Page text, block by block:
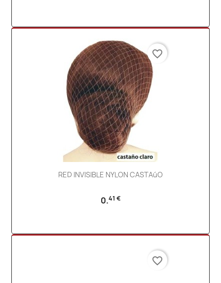
RED INVISIBLE NYLON CASTAúO
0.41 €
favorite_border
favorite_border